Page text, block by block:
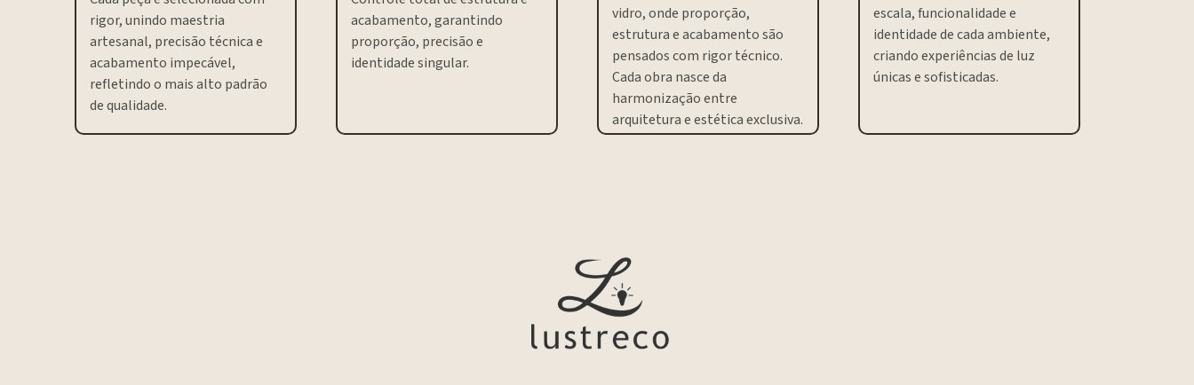
rigor, unindo maestria
artesanal, precisão técnica e
acabamento impecável,
refletindo o mais alto padrão
de qualidade.
acabamento, garantindo
proporção, precisão e
identidade singular.
vidro, onde proporção,
estrutura e acabamento são
pensados com rigor técnico.
Cada obra nasce da
harmonização entre
arquitetura e estética exclusiva.
escala, funcionalidade e
identidade de cada ambiente,
criando experiências de luz
únicas e sofisticadas.